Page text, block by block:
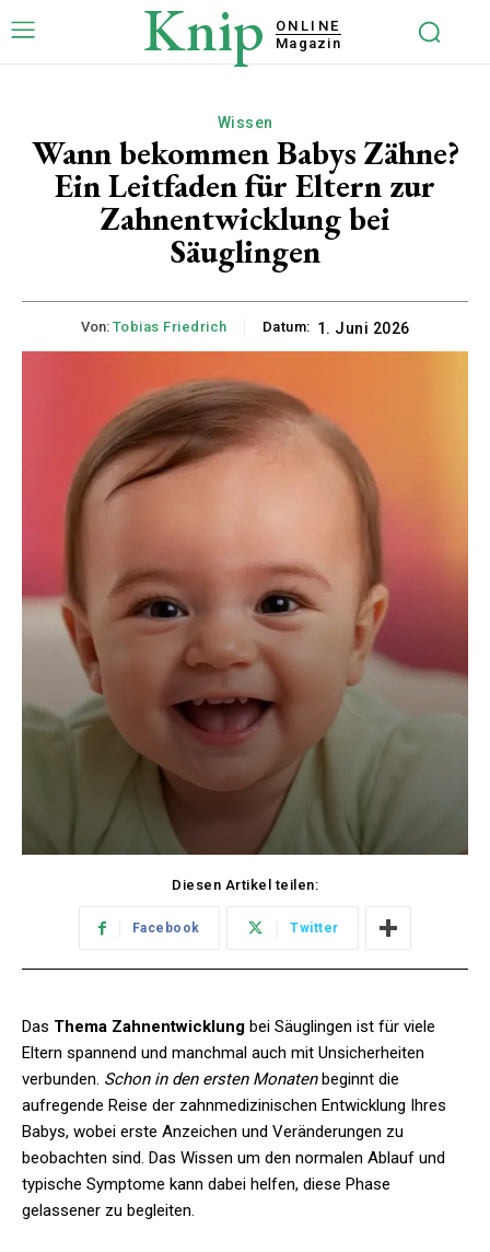
Knip
ONLINE
Magazin
Wissen
Wann bekommen Babys Zähne?
Ein Leitfaden für Eltern zur
Zahnentwicklung bei
Säuglingen
Von: Tobias Friedrich Datum: 1. Juni 2026
Diesen Artikel teilen:
Facebook Twitter
Das Thema Zahnentwicklung bei Säuglingen ist für viele
Eltern spannend und manchmal auch mit Unsicherheiten
verbunden. Schon in den ersten Monatenbeginnt die
aufregende Reise der zahnmedizinischen Entwicklung Ihres
Babys, wobei erste Anzeichen und Veränderungen zu
beobachten sind. Das Wissen um den normalen Ablauf und
typische Symptome kann dabei helfen, diese Phase
gelassener zu begleiten.